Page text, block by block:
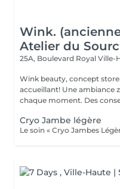
Wink.
Atelier du
25A, Boulevard Royal Ville-
Wink beauty, concept store. Espace élégante, chaleureux et
accueillant! Une ambiance
chaque moment. Des
Cryo Jambe légère